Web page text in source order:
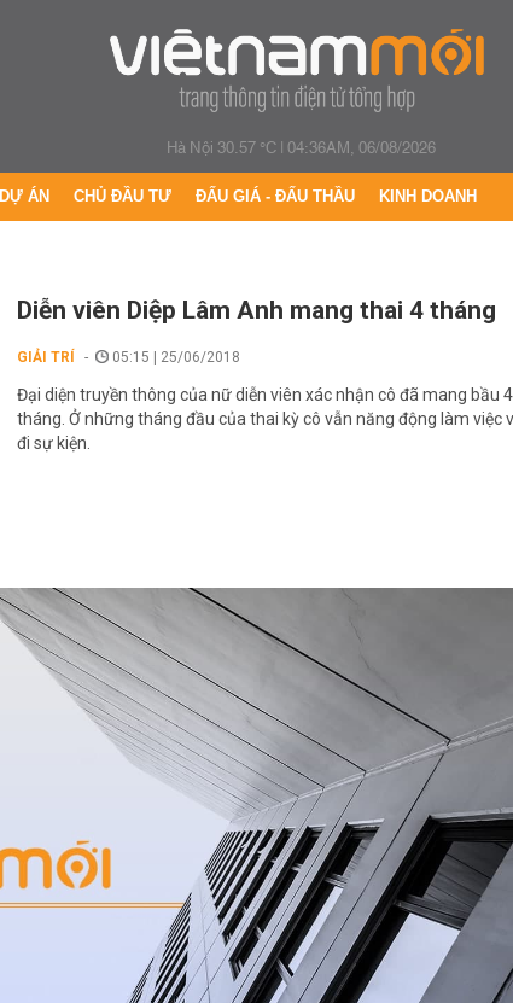
Hà Nội 30.57 °C|04:36AM, 06/08/2026
DỰ ÁN CHỦ ĐẦU TƯ ĐẤU GIÁ - ĐẤU THẦU KINH DOANH
Diễn viên Diệp Lâm Anh mang thai 4 tháng
GIẢI TRÍ 05:15 | 25/06/2018
Đại diện truyền thông của nữ diễn viên xác nhận cô đã mang bầu 4
tháng. Ở những tháng đầu của thai kỳ cô vẫn năng động làm việc
đi sự kiện.